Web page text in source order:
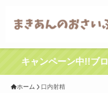
キャンペーン中!!ブ
ホーム 口内射精